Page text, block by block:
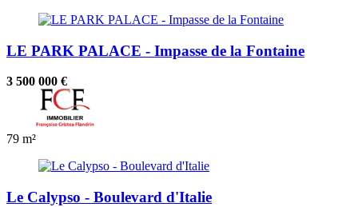
LE PARK PALACE - Impasse de la Fontaine
3 500 000 €
79 m²
Le Calypso - Boulevard d'Italie